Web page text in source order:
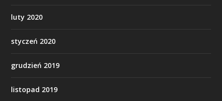
luty 2020
styczeń 2020
grudzień 2019
listopad 2019